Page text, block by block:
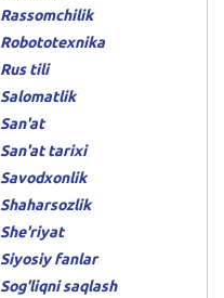
Rassomchilik
Robototexnika
Rus tili
Salomatlik
San'at
San'at tarixi
Savodxonlik
Shaharsozlik
She'riyat
Siyosiy fanlar
Sog'liqni saqlash